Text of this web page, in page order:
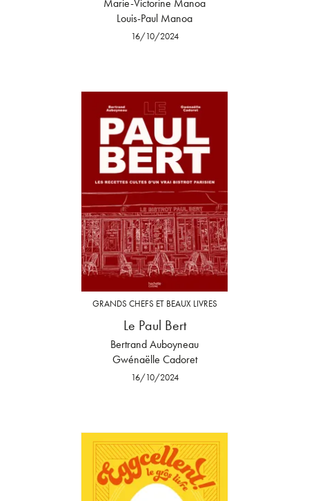
Marie-Victorine Manoa
Louis-Paul Manoa
16/10/2024
GRANDS CHEFS ET BEAUX LIVRES
Le Paul Bert
Bertrand Auboyneau
Gwénaëlle Cadoret
16/10/2024